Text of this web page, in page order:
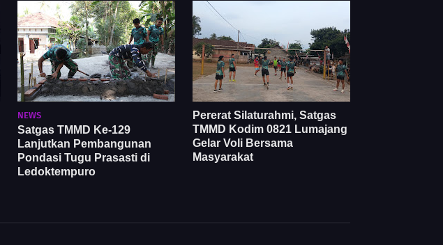
NEWS
Satgas TMMD Ke-129
Lanjutkan Pembangunan
Pondasi Tugu Prasasti di
Ledoktempuro
Pererat Silaturahmi, Satgas
TMMD Kodim 0821 Lumajang
Gelar Voli Bersama
Masyarakat